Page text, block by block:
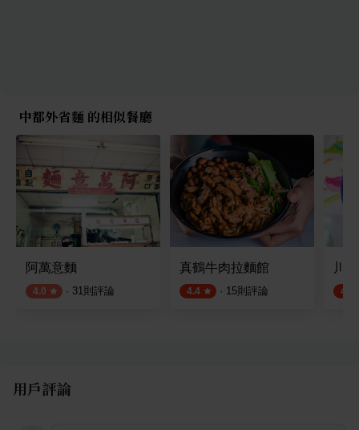
中都外省麵 的相似餐廳
阿萬意麵
4.0 · 31則評論
真鶴牛肉拉麵館
4.4 · 15則評論 4.7
用戶評論